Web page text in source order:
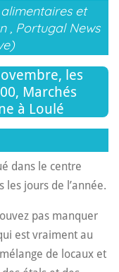
et
, Portugal News
les
Marchés
à Loulé
dans le centre
jours de l’année.
pas manquer
est vraiment au
de locaux et